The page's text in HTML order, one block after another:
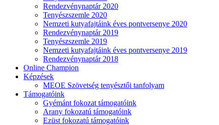
Rendezvénynaptár 2020
Tenyészszemle 2020
Nemzeti kutyafajtáink éves pontversenye 2020
Rendezvénynaptár 2019
Tenyészszemle 2019
Nemzeti kutyafajtáink éves pontversenye 2019
Rendezvénynaptár 2018
Online Champion
Képzések
MEOE Szövetség tenyésztői tanfolyam
Támogatóink
Gyémánt fokozat támogatóink
Arany fokozatú támogatóink
Ezüst fokozatú támogatóink